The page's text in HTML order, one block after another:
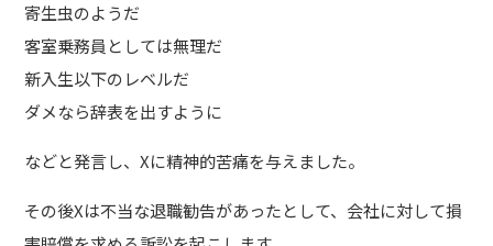
寄生虫のようだ
客室乗務員としては無理だ
新入生以下のレベルだ
ダメなら辞表を出すように
などと発言し、Xに精神的苦痛を与えました。
その後Xは不当な退職勧告があったとして、会社に対して損